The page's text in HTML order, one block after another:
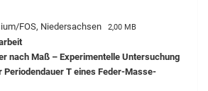
FOS, Niedersachsen 2,00 MB
nach Maß – Experimentelle Untersuchung
Periodendauer T eines Feder-Masse-